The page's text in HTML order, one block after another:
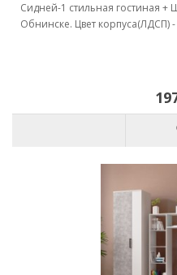
Сидней-1 стильная гостиная
Обнинске. Цвет корпуса(ЛДСП)